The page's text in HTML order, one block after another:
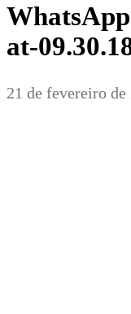
at-
21 de fevereiro de